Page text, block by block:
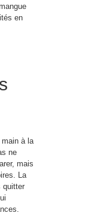
en
main à la
ne
mais
La
quitter